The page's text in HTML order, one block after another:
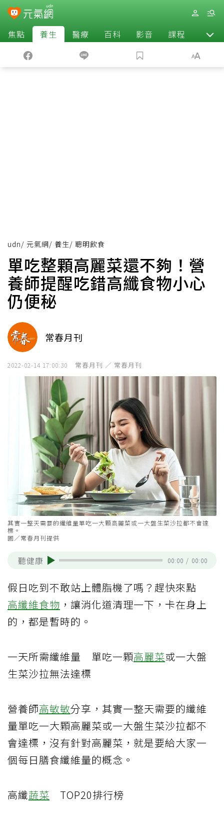
焦點 養生 醫療 百科 影音 課程 退休
udn/ 元氣網/ 養生/ 聰明飲食
單吃整顆高麗菜還不夠！營
養師提醒吃錯高纖食物小心
仍便秘
常春月刊
2022-02-14 17:00:30 常春月刊 ／ 常春月刊
其實一整天需要的纖維量單吃一大顆高麗菜或一大盤生菜沙拉都不會達
標。
圖／常春月刊提供
聽健康 00:00 / 00:00
假日吃到不敢站上體脂機了嗎？趕快來點
高纖維食物 ，讓消化道清理一下，卡在身上
的，都是暫時的。
一天所需纖維量 單吃一顆高麗菜或一大盤
生菜沙拉無法達標
營養師高敏敏分享，其實一整天需要的纖維
量單吃一大顆高麗菜或一大盤生菜沙拉都不
會達標，沒有針對高麗菜，就是要給大家一
個每日膳食纖維量的概念。
高纖蔬菜 TOP20排行榜